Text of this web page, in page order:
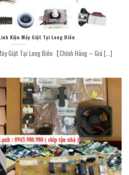
Kiện Máy Giặt Tại Long Biên
Giặt Tại Long Biên【Chính Hãng – Giá [...]